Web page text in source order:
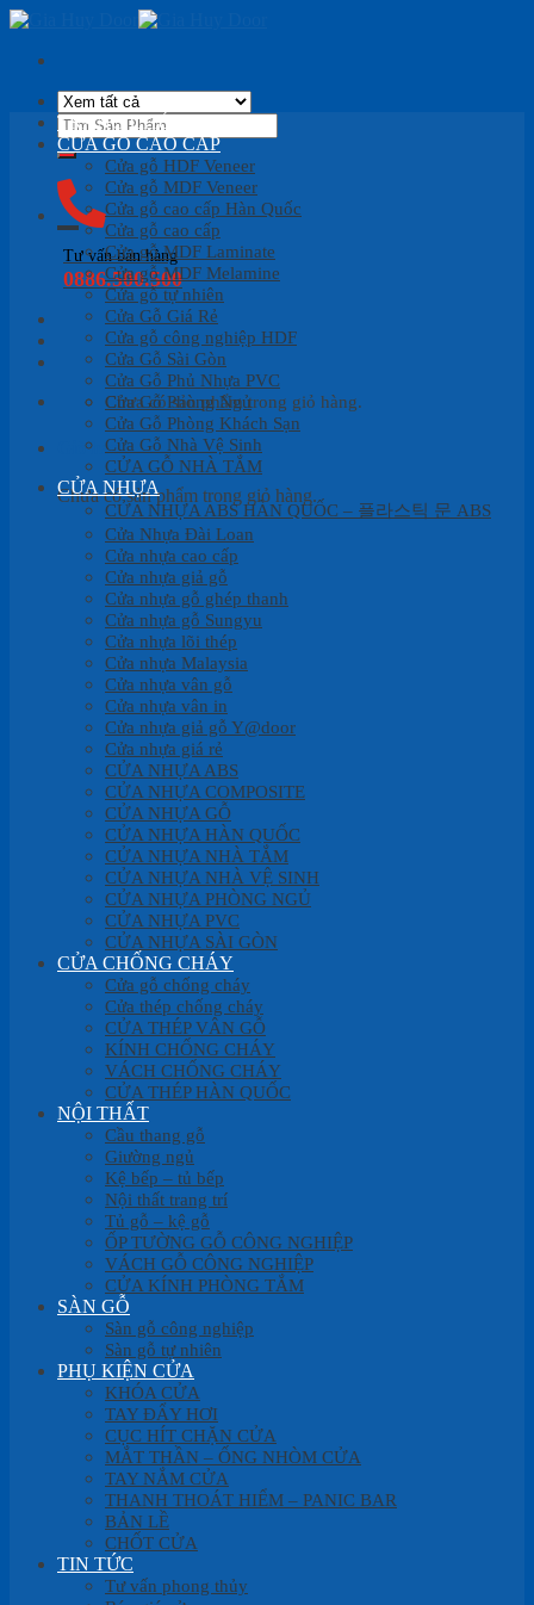
Skip
content
Tìm
kiếm:
Tư vấn bán hàng
0886.500.500
Chưa có sản phẩm trong giỏ hàng.
Giỏ hàng
Chưa có sản phẩm trong giỏ hàng.
TRANG CHỦ
CỬA GỖ CAO CẤP
Cửa gỗ HDF Veneer
Cửa gỗ MDF Veneer
Cửa gỗ cao cấp Hàn Quốc
Cửa gỗ cao cấp
Cửa gỗ MDF Laminate
Cửa gỗ MDF Melamine
Cửa gỗ tự nhiên
Cửa Gỗ Giá Rẻ
Cửa gỗ công nghiệp HDF
Cửa Gỗ Sài Gòn
Cửa Gỗ Phủ Nhựa PVC
Cửa Gỗ Phòng Ngủ
Cửa Gỗ Phòng Khách Sạn
Cửa Gỗ Nhà Vệ Sinh
CỬA GỖ NHÀ TẮM
CỬA NHỰA
CỬA NHỰA ABS HÀN QUỐC – 플라스틱 문 ABS
Cửa Nhựa Đài Loan
Cửa nhựa cao cấp
Cửa nhựa giả gỗ
Cửa nhựa gỗ ghép thanh
Cửa nhựa gỗ Sungyu
Cửa nhựa lõi thép
Cửa nhựa Malaysia
Cửa nhựa vân gỗ
Cửa nhựa vân in
Cửa nhựa giả gỗ Y@door
Cửa nhựa giá rẻ
CỬA NHỰA ABS
CỬA NHỰA COMPOSITE
CỬA NHỰA GỖ
CỬA NHỰA HÀN QUỐC
CỬA NHỰA NHÀ TẮM
CỬA NHỰA NHÀ VỆ SINH
CỬA NHỰA PHÒNG NGỦ
CỬA NHỰA PVC
CỬA NHỰA SÀI GÒN
CỬA CHỐNG CHÁY
Cửa gỗ chống cháy
Cửa thép chống cháy
CỬA THÉP VÂN GỖ
KÍNH CHỐNG CHÁY
VÁCH CHỐNG CHÁY
CỬA THÉP HÀN QUỐC
NỘI THẤT
Cầu thang gỗ
Giường ngủ
Kệ bếp – tủ bếp
Nội thất trang trí
Tủ gỗ – kệ gỗ
ỐP TƯỜNG GỖ CÔNG NGHIỆP
VÁCH GỖ CÔNG NGHIỆP
CỬA KÍNH PHÒNG TẮM
SÀN GỖ
Sàn gỗ công nghiệp
Sàn gỗ tự nhiên
PHỤ KIỆN CỬA
KHÓA CỬA
TAY ĐẨY HƠI
CỤC HÍT CHẶN CỬA
MẮT THẦN – ỐNG NHÒM CỬA
TAY NẮM CỬA
THANH THOÁT HIỂM – PANIC BAR
BẢN LỀ
CHỐT CỬA
TIN TỨC
Tư vấn phong thủy